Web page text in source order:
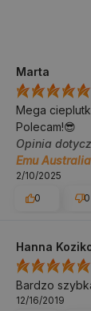
Marta
Mega
Polecam!😎
Opinia
Emu
2/10/2025
0
0
Hanna
Bardzo
12/16/2019